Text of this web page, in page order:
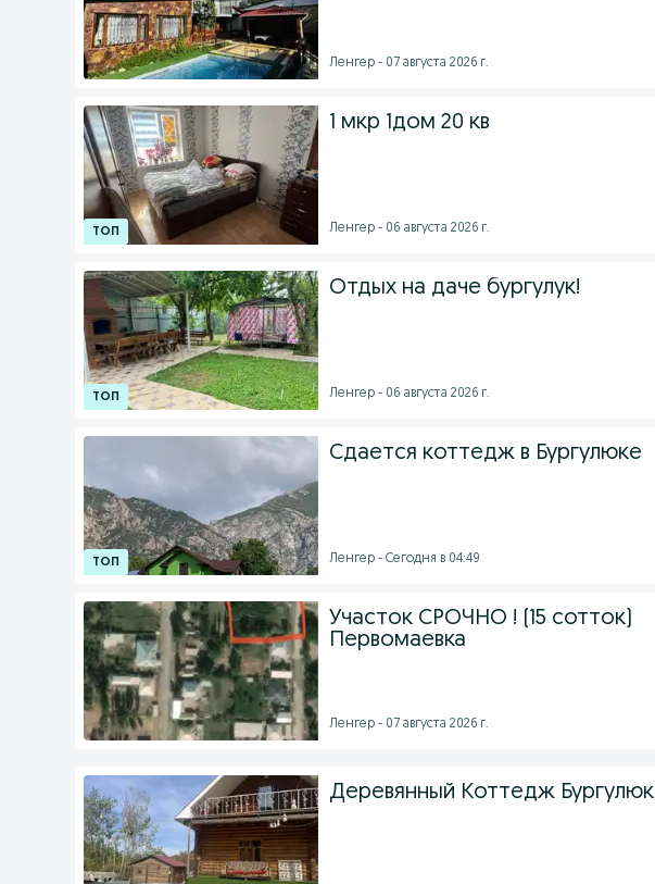
Ленгер - 07 августа 2026 г.
1 мкр 1дом 20 кв
Ленгер - 06 августа 2026 г.
Отдых на даче бургулук!
Ленгер - 06 августа 2026 г.
Сдается коттедж в Бургулюке
Ленгер - Сегодня в 04:49
Участок СРОЧНО ! (15 сотток)
Первомаевка
Ленгер - 07 августа 2026 г.
Деревянный Коттедж Бургулюк